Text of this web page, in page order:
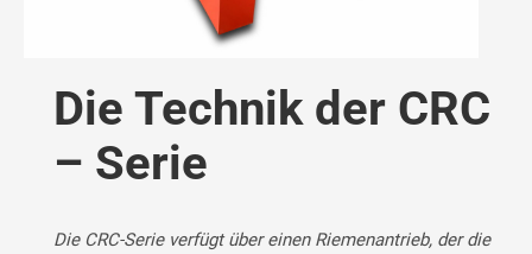
Die Technik der CRC
– Serie
Die CRC-Serie verfügt über einen Riemenantrieb, der die